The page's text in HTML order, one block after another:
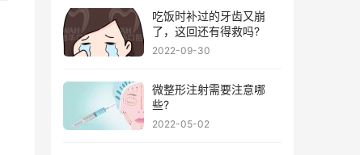
吃饭时补过的牙齿又崩
了，这回还有得救吗?
2022-09-30
微整形注射需要注意哪
些?
2022-05-02